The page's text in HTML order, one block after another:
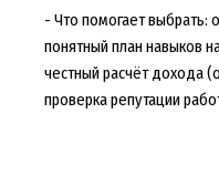
- Что помогает выбрать:
понятный план навыков
честный расчёт дохода
проверка репутации